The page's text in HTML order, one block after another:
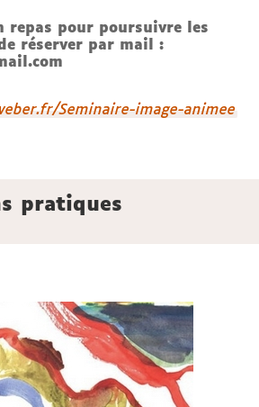
repas pour poursuivre les
réserver par mail :
Seminaire-image-animee
pratiques